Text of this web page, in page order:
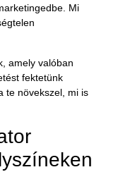
Mi
amely valóban
fektetünk
te növekszel, mi is